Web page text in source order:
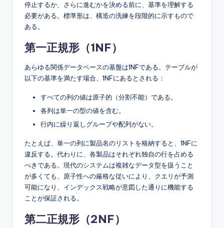
停止するか、さらに進むかを決める前に、基準を理解する
必要がある。標準形は、構造の洗練を段階的に示すもので
ある。
第一正規形（1NF）
あらゆる関係データベースの基盤は1NFである。テーブルが
以下の基準を満たす場合、1NFにあるとされる：
すべての列の値は原子的（分割不能）である。
各列は単一の型の値を含む。
行内に繰り返しグループや配列がない。
たとえば、単一の列に製品名のリストを格納すると、1NFに
違反する。代わりに、各製品はそれぞれ独自の行を占める
べきである。現代のシステムは複雑なデータ型を扱うこと
が多くても、原子性への厳格な従いにより、クエリが予測
可能になり、インデックス戦略が意図した通りに機能する
ことが保証される。
第二正規形（2NF）